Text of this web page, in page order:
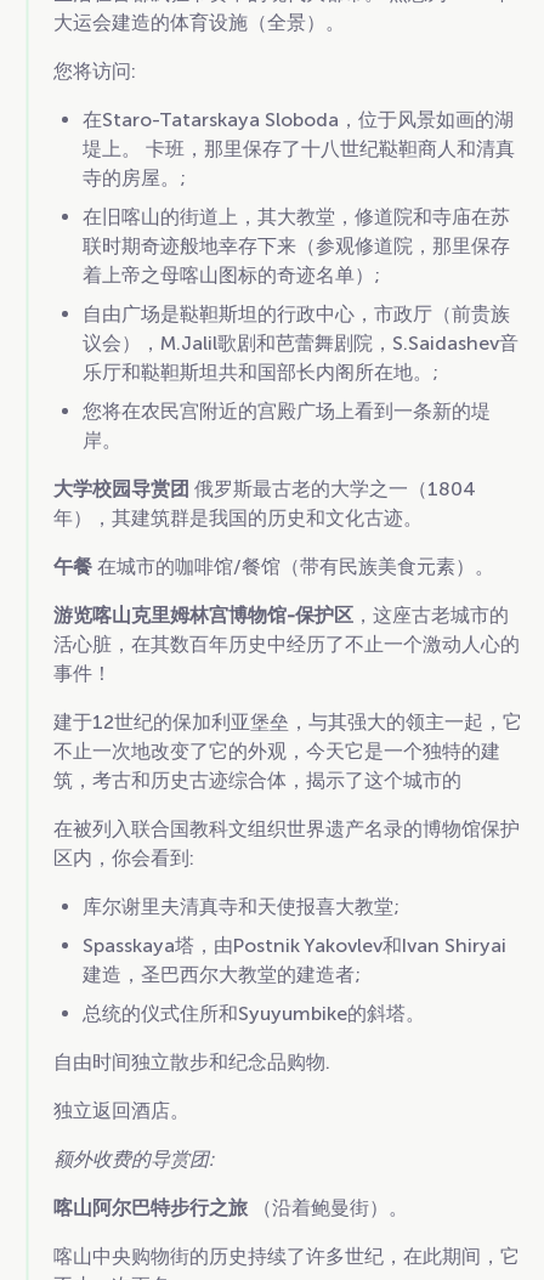
大运会建造的体育设施（全景）。
您将访问:
在Staro-Tatarskaya Sloboda，位于风景如画的湖
堤上。 卡班，那里保存了十八世纪鞑靼商人和清真
寺的房屋。;
在旧喀山的街道上，其大教堂，修道院和寺庙在苏
联时期奇迹般地幸存下来（参观修道院，那里保存
着上帝之母喀山图标的奇迹名单）;
自由广场是鞑靼斯坦的行政中心，市政厅（前贵族
议会），M.Jalil歌剧和芭蕾舞剧院，S.Saidashev音
乐厅和鞑靼斯坦共和国部长内阁所在地。;
您将在农民宫附近的宫殿广场上看到一条新的堤
岸。
大学校园导赏团 俄罗斯最古老的大学之一（1804
年），其建筑群是我国的历史和文化古迹。
午餐 在城市的咖啡馆/餐馆（带有民族美食元素）。
游览喀山克里姆林宫博物馆-保护区 ，这座古老城市的
活心脏，在其数百年历史中经历了不止一个激动人心的
事件！
建于12世纪的保加利亚堡垒，与其强大的领主一起，它
不止一次地改变了它的外观，今天它是一个独特的建
筑，考古和历史古迹综合体，揭示了这个城市的
在被列入联合国教科文组织世界遗产名录的博物馆保护
区内，你会看到:
库尔谢里夫清真寺和天使报喜大教堂;
Spasskaya塔，由Postnik Yakovlev和Ivan Shiryai
建造，圣巴西尔大教堂的建造者;
总统的仪式住所和Syuyumbike的斜塔。
自由时间独立散步和纪念品购物.
独立返回酒店。
额外收费的导赏团:
喀山阿尔巴特步行之旅 （沿着鲍曼街）。
喀山中央购物街的历史持续了许多世纪，在此期间，它